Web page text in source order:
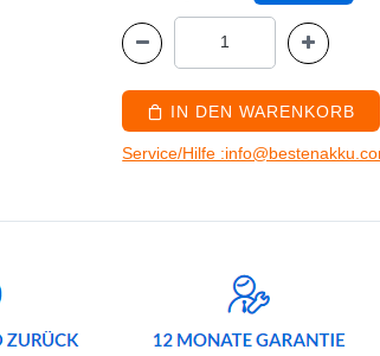
IN DEN WARENKORB
Service/Hilfe